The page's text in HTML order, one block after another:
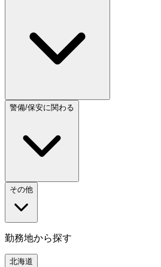
警備/保安に関わる
その他
勤務地から探す
北海道